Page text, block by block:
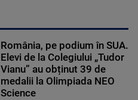
România, pe podium în SUA.
Elevi de la Colegiului „Tudor
Vianu” au obținut 39 de
medalii la Olimpiada NEO
Science